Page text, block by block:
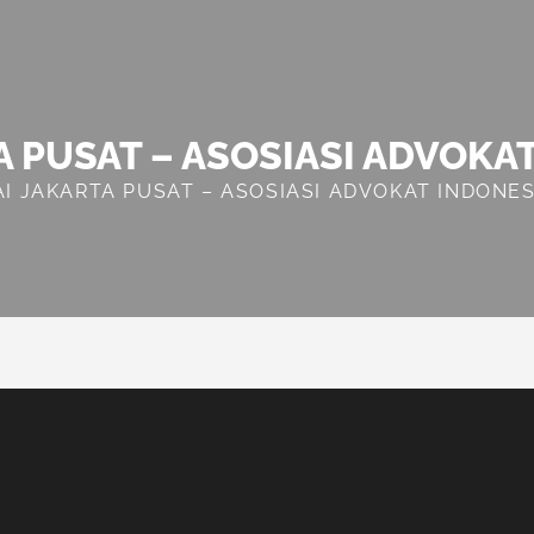
PUSAT – ASOSIASI
JAKARTA PUSAT – ASOSIASI ADVOKAT